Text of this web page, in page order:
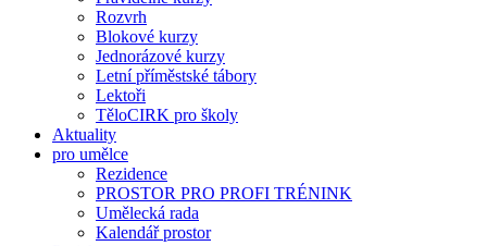
Rozvrh
Blokové kurzy
Jednorázové kurzy
Letní příměstské tábory
Lektoři
TěloCIRK pro školy
Aktuality
pro umělce
Rezidence
PROSTOR PRO PROFI TRÉNINK
Umělecká rada
Kalendář prostor